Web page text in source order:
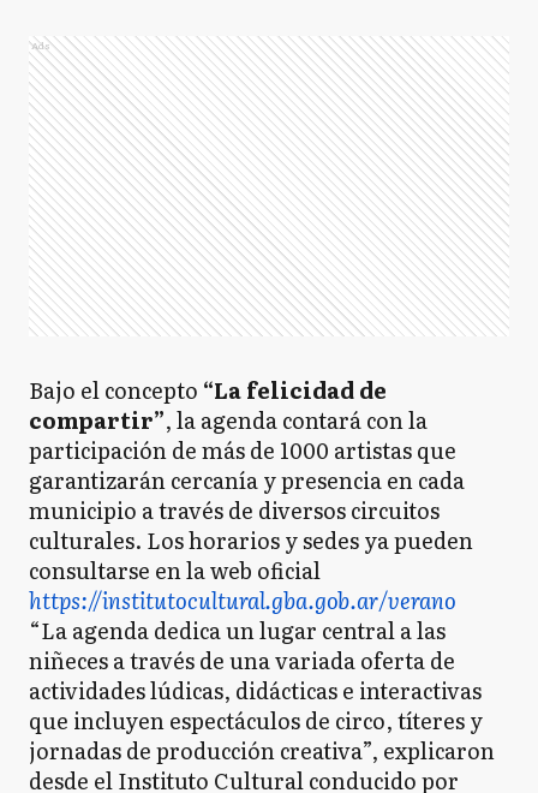
Ads
Bajo el concepto “La felicidad de
compartir”, la agenda contará con la
participación de más de 1000 artistas que
garantizarán cercanía y presencia en cada
municipio a través de diversos circuitos
culturales. Los horarios y sedes ya pueden
consultarse en la web oficial
https://institutocultural.gba.gob.ar/verano
“La agenda dedica un lugar central a las
niñeces a través de una variada oferta de
actividades lúdicas, didácticas e interactivas
que incluyen espectáculos de circo, títeres y
jornadas de producción creativa”, explicaron
desde el Instituto Cultural conducido por